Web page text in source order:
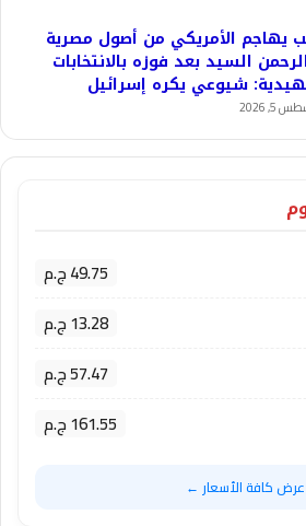
يهاجم الأمريكي من أصول مصرية
السيد بعد فوزه بالانتخابات
شيوعي يكره إسرائيل
5, 2026
49.75 ج.م
13.28 ج.م
57.47 ج.م
161.55 ج.م
عرض كافة الأسعار ←